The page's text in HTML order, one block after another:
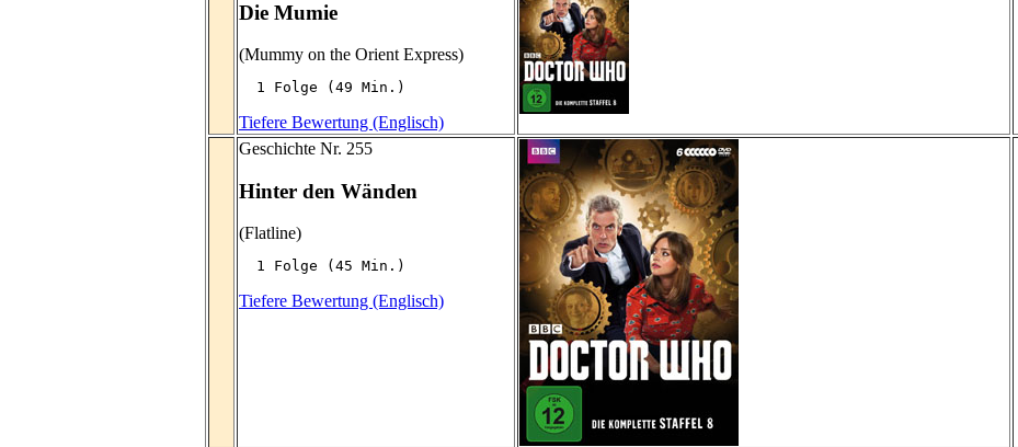
Die Mumie
(Mummy on the Orient Express)
  1 Folge (49 Min.)
Tiefere Bewertung (Englisch)
Geschichte Nr. 255
Hinter den Wänden
(Flatline)
  1 Folge (45 Min.)
Tiefere Bewertung (Englisch)